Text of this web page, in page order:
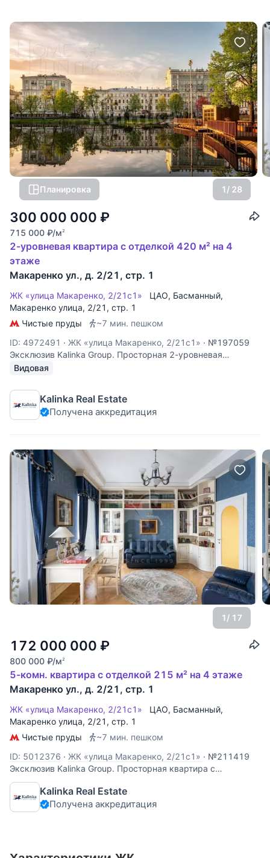
Планировка 1/ 28
300 000 000 ₽
715 000 ₽/м2
2-уровневая квартира с отделкой 420 м² на 4
этаже
Макаренко ул., д. 2/21, стр. 1
ЖК «улица Макаренко, 2/21с1» ЦАО, Басманный,
Макаренко улица, 2/21, стр. 1
Чистые пруды
~7 мин. пешком
ID: 4972491 · ЖК «улица Макаренко, 2/21с1» · №197059
Эксклюзив Kalinka Group. Просторная 2-уровневая
квартира с дровяным камином в историческом доме на
уровень: холл, гостиная с встроенным домашним
кинотеатром (56,3 кв.м), кухня-столовая (30
Видовая
Kalinka Real Estate
Получена аккредитация
1/ 17
172 000 000 ₽
800 000 ₽/м2
5-комн. квартира с отделкой 215 м² на 4 этаже
Макаренко ул., д. 2/21, стр. 1
ЖК «улица Макаренко, 2/21с1» ЦАО, Басманный,
Макаренко улица, 2/21, стр. 1
Чистые пруды
~7 мин. пешком
ID: 5012376 · ЖК «улица Макаренко, 2/21с1» · №211419
Эксклюзив Kalinka Group. Просторная квартира с
дровяным камином в историческом доме на
Чистопрудном бульваре рядом с прудом. Планировка:
холл, гостиная с встроенным домашним кинотеатром (56,3
Kalinka Real Estate
Получена аккредитация